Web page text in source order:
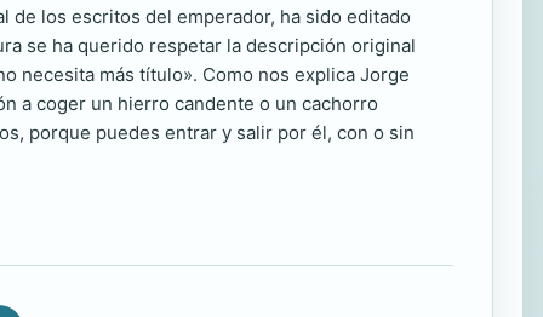
los escritos del emperador, ha sido editado
se ha querido respetar la descripción original
necesita más título». Como nos explica Jorge
a coger un hierro candente o un cachorro
porque puedes entrar y salir por él, con o sin